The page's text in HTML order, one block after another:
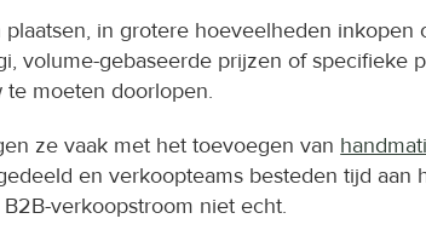
in grotere hoeveelheden
volume-gebaseerde prijzen of specifieke
moeten doorlopen.
ze vaak met het toevoegen van
en verkoopteams besteden tijd aan
verkoopstroom niet echt.